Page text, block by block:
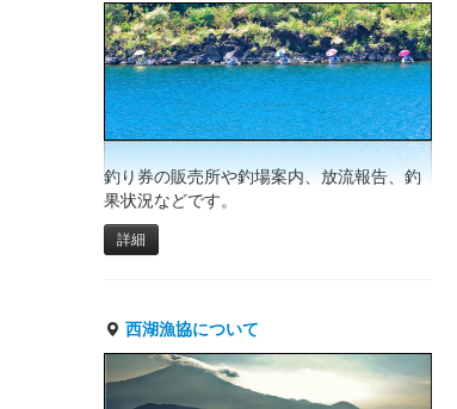
釣り券の販売所や釣場案内、放流報告、釣
果状況などです。
詳細
西湖漁協について